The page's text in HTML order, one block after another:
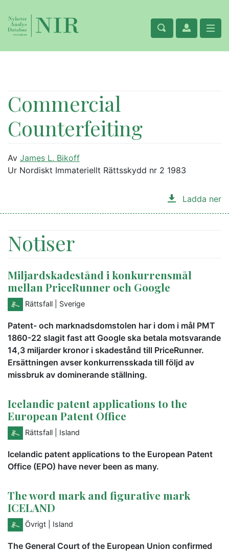
Commercial
Counterfeiting
Av James L. Bikoff
Ur Nordiskt Immateriellt Rättsskydd nr 2 1983
Ladda ner
Notiser
Miljardskadestånd i konkurrensmål
mellan PriceRunner och Google
Rättsfall | Sverige
Patent- och marknadsdomstolen har i dom i mål PMT
1860-22 slagit fast att Google ska betala motsvarande
14,3 miljarder kronor i skadestånd till PriceRunner.
Ersättningen avser konkurrensskada till följd av
missbruk av dominerande ställning.
Icelandic patent applications to the
European Patent Office
Rättsfall | Island
Icelandic patent applications to the European Patent
Office (EPO) have never been as many.
The word mark and figurative mark
ICELAND
Övrigt | Island
The General Court of the European Union confirmed